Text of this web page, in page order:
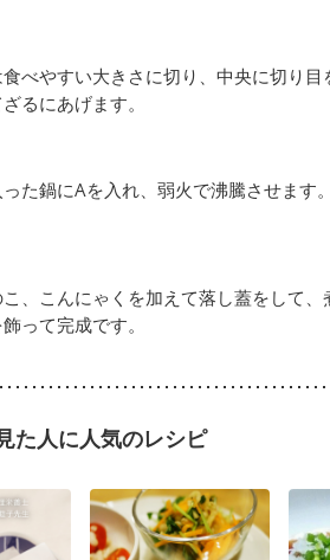
べやすい大きさに切り、中央に切り
るにあげます。
た鍋にAを入れ、弱火で沸騰させます。
、こんにゃくを加えて落し蓋をして
って完成です。
た人に人気のレシピ